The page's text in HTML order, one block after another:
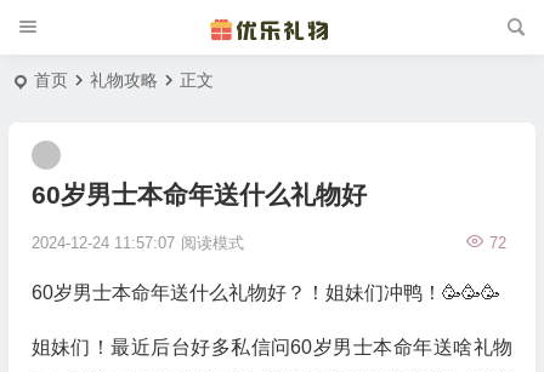
首页 礼物攻略 正文
60岁男士本命年送什么礼物好
2024-12-24 11:57:07 72
阅读模式
60岁男士本命年送什么礼物好？！姐妹们冲鸭！🥳🥳🥳
姐妹们！最近后台好多私信问60岁男士本命年送啥礼物